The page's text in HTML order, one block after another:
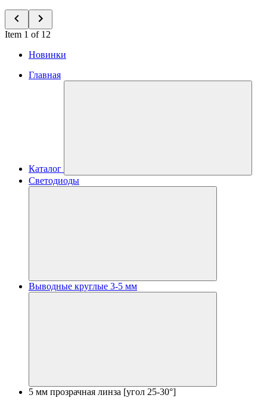
Item 1 of 12
Новинки
Главная
Каталог
Светодиоды
Выводные круглые 3-5 мм
5 мм прозрачная линза [угол 25-30°]